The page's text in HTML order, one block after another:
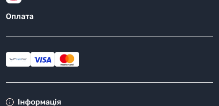
Інформація
Оплата